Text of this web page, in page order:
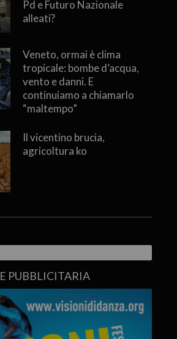
Pd e Futuro Nazionale
alleati?
Veneto, ormai è clima
tropicale: bombe d’acqua,
vento e danni. E
continuiamo a chiamarlo
“maltempo”
Il vicentino brucia,
agricoltura ko
PUBBLICITARIA